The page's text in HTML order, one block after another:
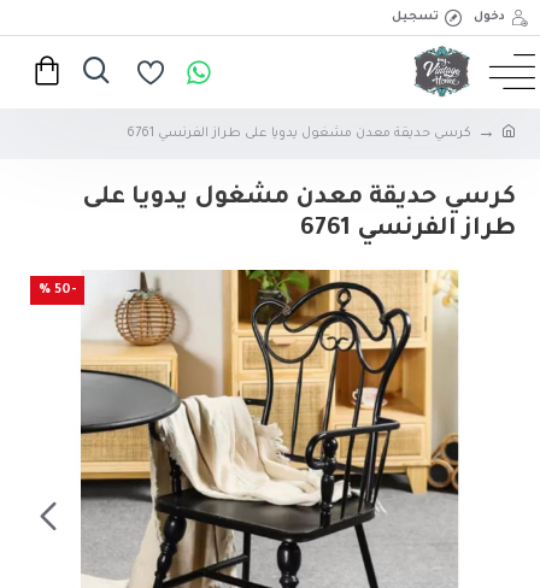
دخول تسجيل
كرسي حديقة معدن مشغول يدويا على طراز الفرنسي 6761
كرسي حديقة معدن مشغول يدويا على
طراز الفرنسي 6761
-50 %